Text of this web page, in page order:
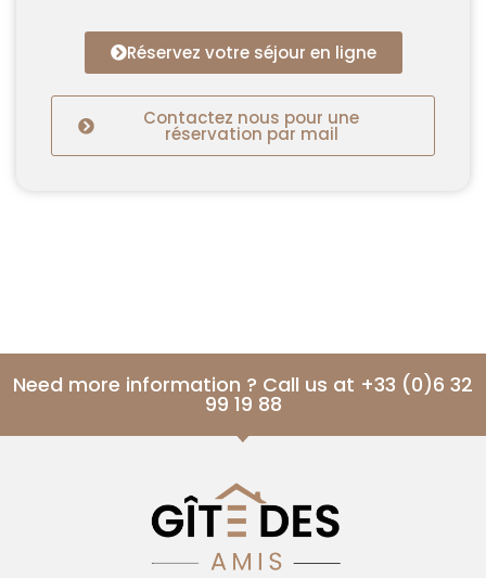
Réservez votre séjour en ligne
Contactez nous pour une
réservation par mail
Need more information ? Call us at +33 (0)6 32
99 19 88